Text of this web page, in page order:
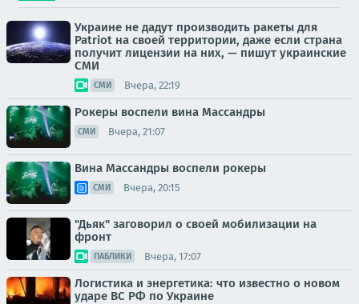
Украине не дадут производить ракеты для
Patriot на своей территории, даже если страна
получит лицензии на них, — пишут украинские
СМИ
СМИ Вчера, 22:19
Рокеры воспели вина Массандры
СМИ Вчера, 21:07
Вина Массандры воспели рокеры
СМИ Вчера, 20:15
"Дьяк" заговорил о своей мобилизации на
фронт
ПАБЛИКИ Вчера, 17:07
Логистика и энергетика: что известно о новом
ударе ВС РФ по Украине